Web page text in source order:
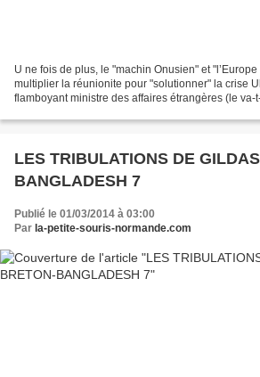
U ne fois de plus, le "machin Onusien" et
multiplier la réunionite pour "solutionner" la crise
flamboyant ministre des affaires étrangères (le
LES TRIBULATIONS DE
BANGLADESH 7
Publié le 01/03/2014 à 03:00
Par la-petite-souris-normande.com